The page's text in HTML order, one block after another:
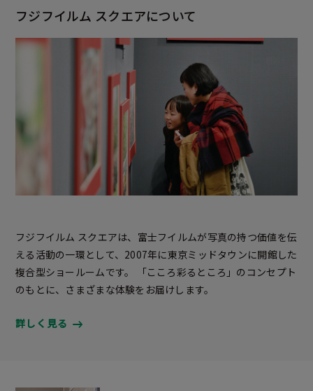
フジフイルム スクエアについて
フジフイルム スクエアは、富士フイルムが写真の持つ価値を伝
える活動の一環として、2007年に東京ミッドタウンに開館した
複合型ショールームです。 「こころ彩るところ」のコンセプト
のもとに、さまざまな体験をお届けします。
詳しく見る